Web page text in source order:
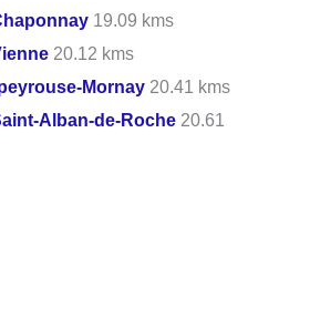
19.09 kms
20.12 kms
Mornay 20.41 kms
Alban-de-Roche 20.61